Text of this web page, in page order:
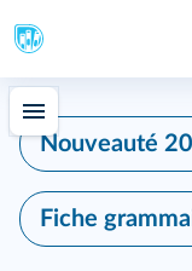
Nouveauté
Fiche